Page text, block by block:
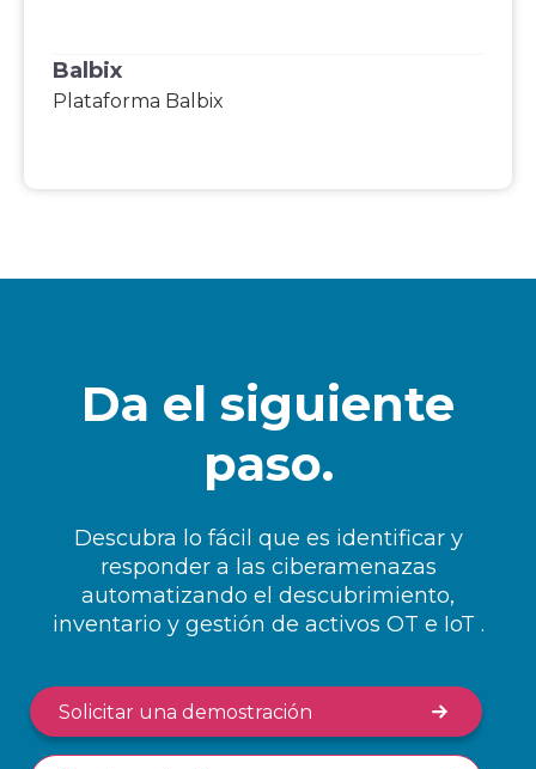
Balbix
Plataforma Balbix
Da el siguiente
paso.
Descubra lo fácil que es identificar y
responder a las ciberamenazas
automatizando el descubrimiento,
inventario y gestión de activos OT e IoT .
Solicitar una demostración